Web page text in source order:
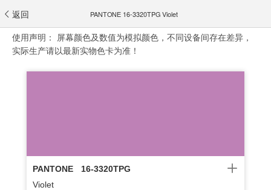
返回 PANTONE 16-3320TPG Violet
使用声明： 屏幕颜色及数值为模拟颜色，不同设备间存在差异，
实际生产请以最新实物色卡为准！
PANTONE
16-3320TPG
Violet